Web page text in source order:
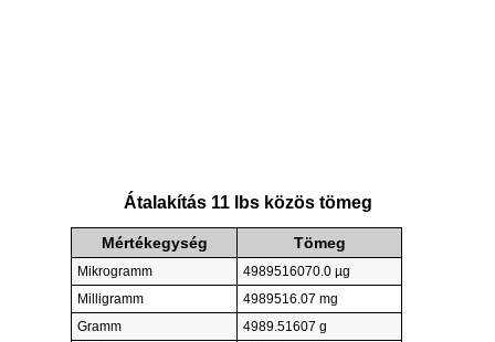
Átalakítás 11 lbs közös tömeg
Mértékegység Tömeg
Mikrogramm
4989516070.0 µg
Milligramm
4989516.07 mg
Gramm
4989.51607 g